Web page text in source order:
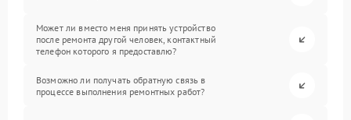
Может ли вместо меня принять устройство
после ремонта другой человек, контактный
телефон которого я предоставлю?
Возможно ли получать обратную связь в
процессе выполнения ремонтных работ?